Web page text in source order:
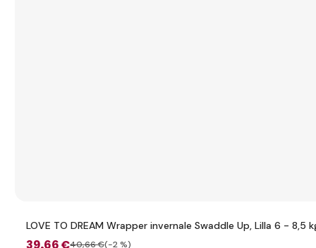
LOVE TO DREAM Wrapper invernale Swaddle Up, Lilla 6 - 8,5
40,66 €(-2 %)